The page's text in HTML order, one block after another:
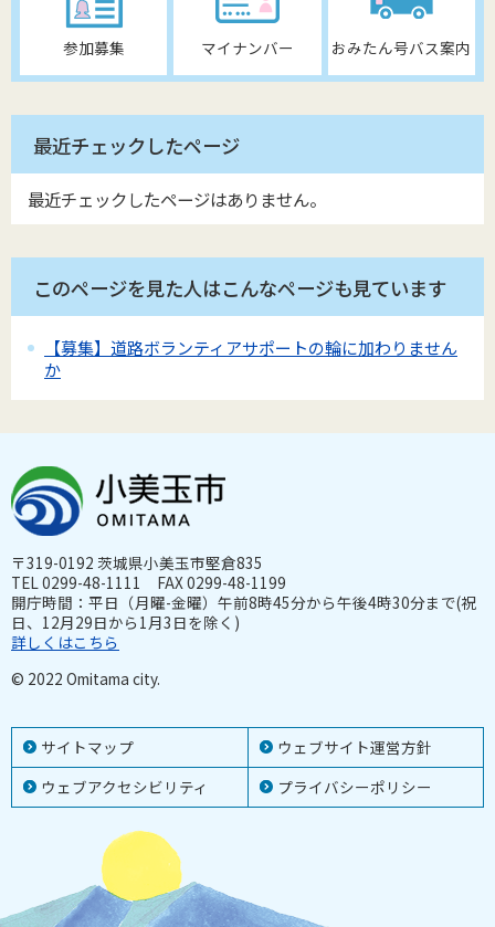
参加募集 マイナンバー おみたん号バス案内
最近チェックしたページ
最近チェックしたページはありません。
このページを見た人はこんなページも見ています
【募集】道路ボランティアサポートの輪に加わりません
か
サイトマップ
ウェブサイト運営方針
ウェブアクセシビリティ
プライバシーポリシー
〒319-0192 茨城県小美玉市堅倉835
TEL 0299-48-1111 FAX 0299-48-1199
開庁時間：平日（月曜-金曜）午前8時45分から午後4時30分まで(祝
日、12月29日から1月3日を除く)
詳しくはこちら
© 2022 Omitama city.